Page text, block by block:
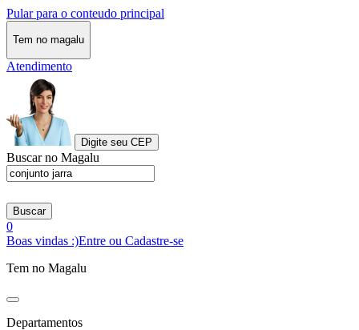
Pular para o conteudo principal
Tem no magalu
Atendimento
Digite seu CEP
Buscar no Magalu
Buscar
0
Boas vindas :)Entre ou Cadastre-se
Tem no Magalu
Departamentos